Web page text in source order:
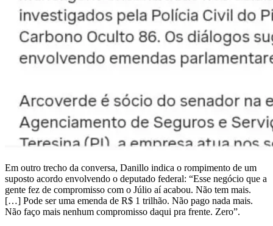
Em outro trecho da conversa, Danillo indica o rompimento de um
suposto acordo envolvendo o deputado federal: “Esse negócio que a
gente fez de compromisso com o Júlio aí acabou. Não tem mais.
[…] Pode ser uma emenda de R$ 1 trilhão. Não pago nada mais.
Não faço mais nenhum compromisso daqui pra frente. Zero”.